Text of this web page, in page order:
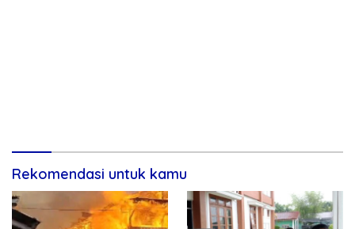
Rekomendasi untuk kamu